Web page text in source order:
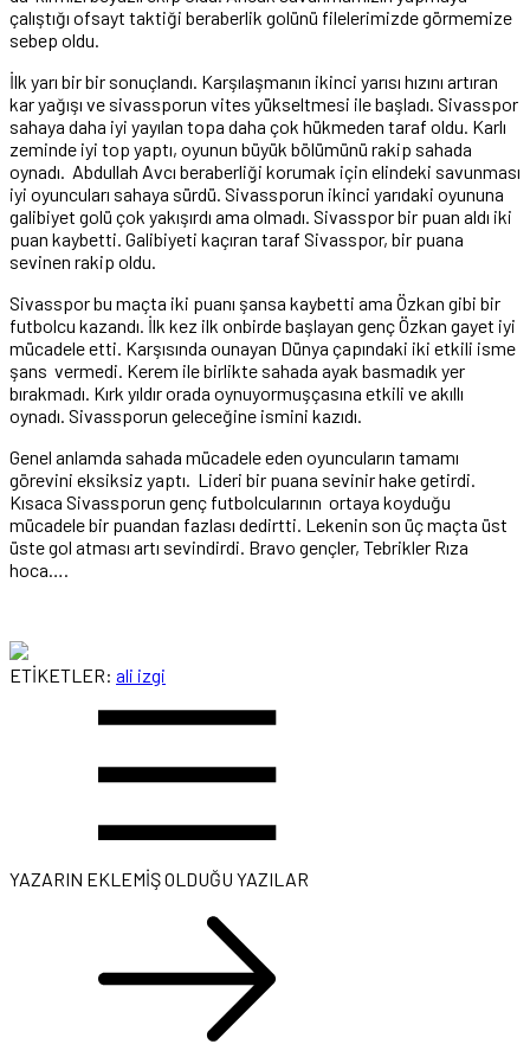
çalıştığı ofsayt taktiği beraberlik golünü filelerimizde görmemize
sebep oldu.
İlk yarı bir bir sonuçlandı. Karşılaşmanın ikinci yarısı hızını artıran
kar yağışı ve sivassporun vites yükseltmesi ile başladı. Sivasspor
sahaya daha iyi yayılan topa daha çok hükmeden taraf oldu. Karlı
zeminde iyi top yaptı, oyunun büyük bölümünü rakip sahada
oynadı. Abdullah Avcı beraberliği korumak için elindeki savunması
iyi oyuncuları sahaya sürdü. Sivassporun ikinci yarıdaki oyununa
galibiyet golü çok yakışırdı ama olmadı. Sivasspor bir puan aldı iki
puan kaybetti. Galibiyeti kaçıran taraf Sivasspor, bir puana
sevinen rakip oldu.
Sivasspor bu maçta iki puanı şansa kaybetti ama Özkan gibi bir
futbolcu kazandı. İlk kez ilk onbirde başlayan genç Özkan gayet iyi
mücadele etti. Karşısında ounayan Dünya çapındaki iki etkili isme
şans vermedi. Kerem ile birlikte sahada ayak basmadık yer
bırakmadı. Kırk yıldır orada oynuyormuşçasına etkili ve akıllı
oynadı. Sivassporun geleceğine ismini kazıdı.
Genel anlamda sahada mücadele eden oyuncuların tamamı
görevini eksiksiz yaptı. Lideri bir puana sevinir hake getirdi.
Kısaca Sivassporun genç futbolcularının ortaya koyduğu
mücadele bir puandan fazlası dedirtti. Lekenin son üç maçta üst
üste gol atması artı sevindirdi. Bravo gençler, Tebrikler Rıza
hoca….
ETİKETLER: ali izgi
YAZARIN EKLEMİŞ OLDUĞU YAZILAR